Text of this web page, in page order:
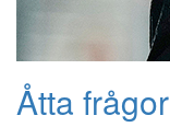
Åtta frågor